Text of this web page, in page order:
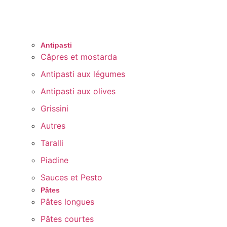
Antipasti
Câpres et mostarda
Antipasti aux légumes
Antipasti aux olives
Grissini
Autres
Taralli
Piadine
Sauces et Pesto
Pâtes
Pâtes longues
Pâtes courtes